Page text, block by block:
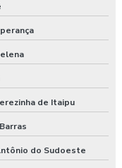
de Itaipu
do Sudoeste